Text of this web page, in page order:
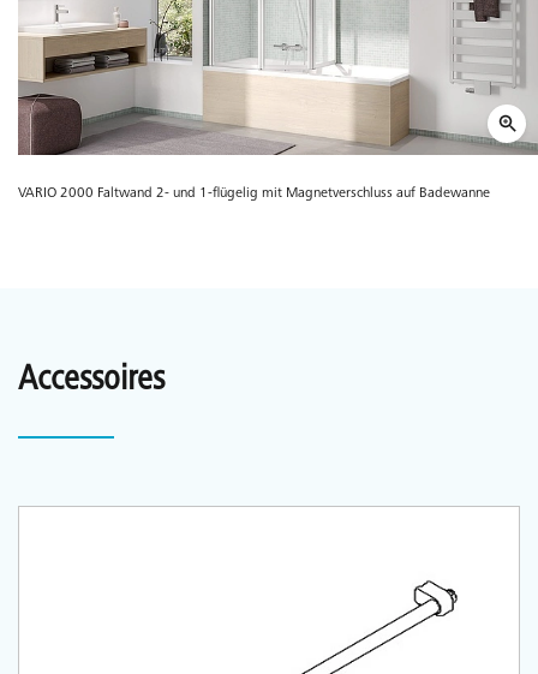
VARIO 2000 Faltwand 2- und 1-flügelig mit Magnetverschluss auf Badewanne
Accessoires